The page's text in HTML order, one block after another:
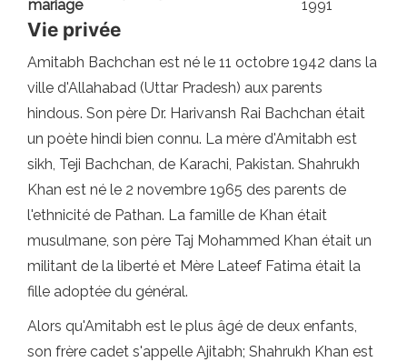
mariage
1991
Vie privée
Amitabh Bachchan est né le 11 octobre 1942 dans la
ville d'Allahabad (Uttar Pradesh) aux parents
hindous. Son père Dr. Harivansh Rai Bachchan était
un poète hindi bien connu. La mère d'Amitabh est
sikh, Teji Bachchan, de Karachi, Pakistan. Shahrukh
Khan est né le 2 novembre 1965 des parents de
l'ethnicité de Pathan. La famille de Khan était
musulmane, son père Taj Mohammed Khan était un
militant de la liberté et Mère Lateef Fatima était la
fille adoptée du général.
Alors qu'Amitabh est le plus âgé de deux enfants,
son frère cadet s'appelle Ajitabh; Shahrukh Khan est